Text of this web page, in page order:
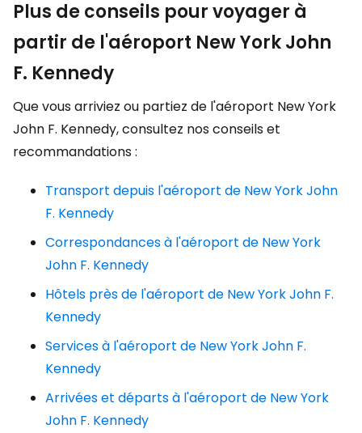
Plus de conseils pour voyager à
partir de l'aéroport New York John
F. Kennedy
Que vous arriviez ou partiez de l'aéroport New York
John F. Kennedy, consultez nos conseils et
recommandations :
Transport depuis l'aéroport de New York John
F. Kennedy
Correspondances à l'aéroport de New York
John F. Kennedy
Hôtels près de l'aéroport de New York John F.
Kennedy
Services à l'aéroport de New York John F.
Kennedy
Arrivées et départs à l'aéroport de New York
John F. Kennedy